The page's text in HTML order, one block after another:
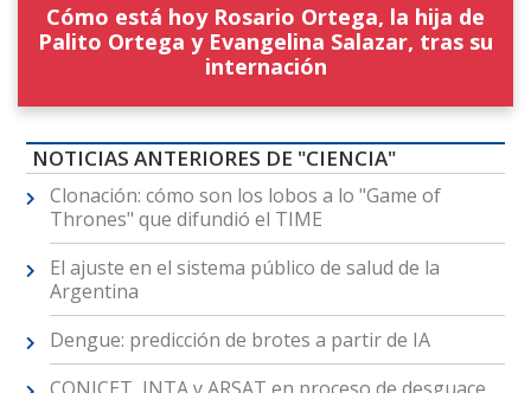
Cómo está hoy Rosario Ortega, la hija de
Palito Ortega y Evangelina Salazar, tras su
internación
NOTICIAS ANTERIORES DE "CIENCIA"
Clonación: cómo son los lobos a lo "Game of
Thrones" que difundió el TIME
El ajuste en el sistema público de salud de la
Argentina
Dengue: predicción de brotes a partir de IA
CONICET, INTA y ARSAT en proceso de desguace